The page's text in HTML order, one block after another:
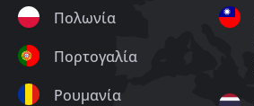
Πολωνία
Πορτογαλία
Ρουμανία